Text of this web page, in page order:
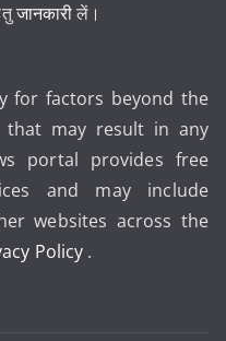
जानकारीलें।
for factors beyond the
that may result in any
portal provides free
and may include
websites across the
Policy .